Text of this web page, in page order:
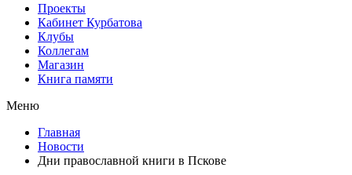
Проекты
Кабинет Курбатова
Клубы
Коллегам
Магазин
Книга памяти
Меню
Главная
Новости
Дни православной книги в Пскове